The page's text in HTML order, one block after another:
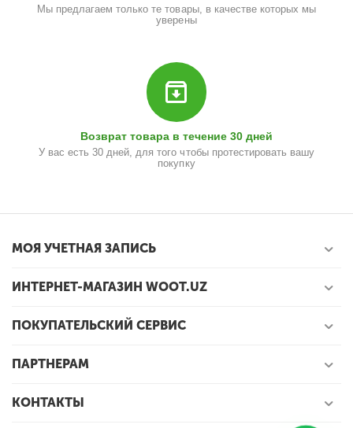
Мы предлагаем только те товары, в качестве которых мы
уверены
Возврат товара в течение 30 дней
У вас есть 30 дней, для того чтобы протестировать вашу
покупку
МОЯ УЧЕТНАЯ ЗАПИСЬ
ИНТЕРНЕТ-МАГАЗИН WOOT.UZ
ПОКУПАТЕЛЬСКИЙ СЕРВИС
ПАРТНЕРАМ
КОНТАКТЫ